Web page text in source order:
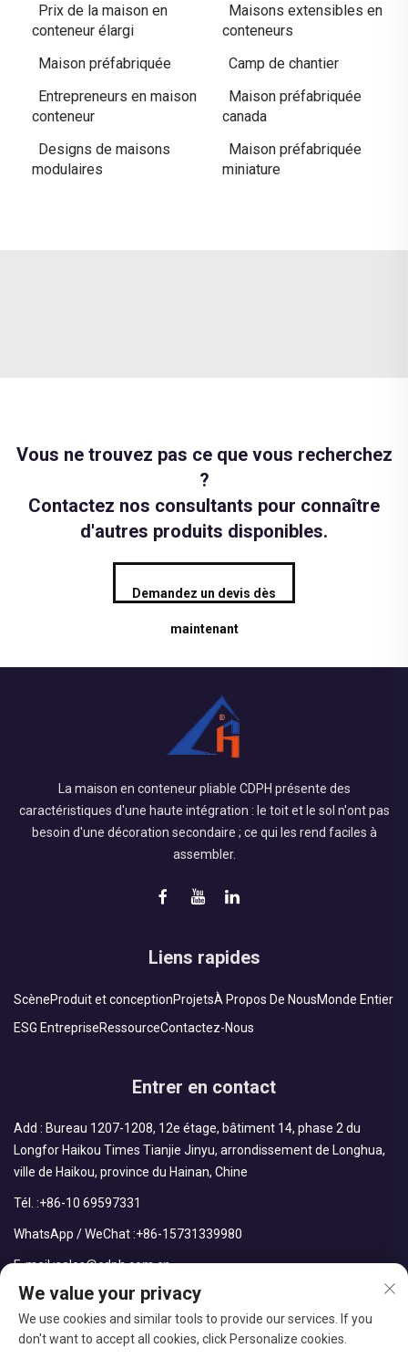
Prix de la maison en
conteneur élargi
Maisons extensibles en
conteneurs
Maison préfabriquée
Camp de chantier
Entrepreneurs en maison
conteneur
Maison préfabriquée
canada
Designs de maisons
modulaires
Maison préfabriquée
miniature
Vous ne trouvez pas ce que vous recherchez
?
Contactez nos consultants pour connaître
d'autres produits disponibles.
Demandez un devis dès
maintenant
La maison en conteneur pliable CDPH présente des
caractéristiques d'une haute intégration : le toit et le sol n'ont pas
besoin d'une décoration secondaire ; ce qui les rend faciles à
assembler.
Liens rapides
ScèneProduit et conceptionProjetsÀ Propos De NousMonde Entier
ESG EntrepriseRessourceContactez-Nous
Entrer en contact
Add : Bureau 1207-1208, 12e étage, bâtiment 14, phase 2 du
Longfor Haikou Times Tianjie Jinyu, arrondissement de Longhua,
ville de Haikou, province du Hainan, Chine
Tél. :+86-10 69597331
WhatsApp / WeChat :+86-15731339980
E-mail :sales@cdph.com.cn
We value your privacy
We use cookies and similar tools to provide our services. If you
don't want to accept all cookies, click Personalize cookies.